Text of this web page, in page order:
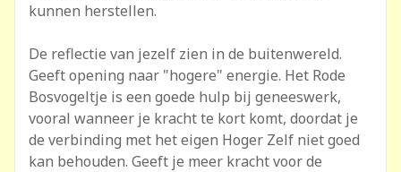
kunnen herstellen.
De reflectie van jezelf zien in de buitenwereld.
Geeft opening naar "hogere" energie. Het Rode
Bosvogeltje is een goede hulp bij geneeswerk,
vooral wanneer je kracht te kort komt, doordat je
de verbinding met het eigen Hoger Zelf niet goed
kan behouden. Geeft je meer kracht voor de